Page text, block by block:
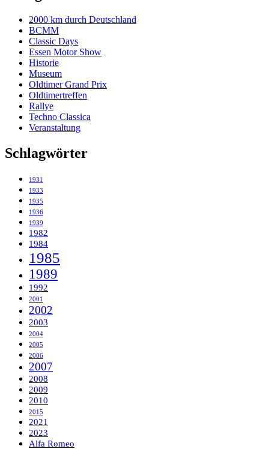
2000 km durch Deutschland
BCMM
Classic Days
Essen Motor Show
Historie
Museum
Oldtimer Grand Prix
Oldtimertreffen
Rallye
Techno Classica
Veranstaltung
Schlagwörter
1931
1933
1935
1936
1939
1982
1984
1985
1989
1992
2001
2002
2003
2004
2005
2006
2007
2008
2009
2010
2015
2021
2023
Alfa Romeo